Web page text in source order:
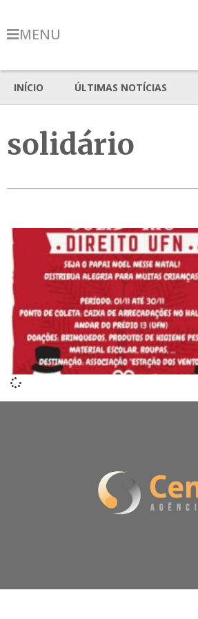
MENU
INÍCIO ÚLTIMAS NOTÍCIAS
solidário